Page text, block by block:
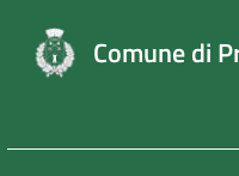
Comune di